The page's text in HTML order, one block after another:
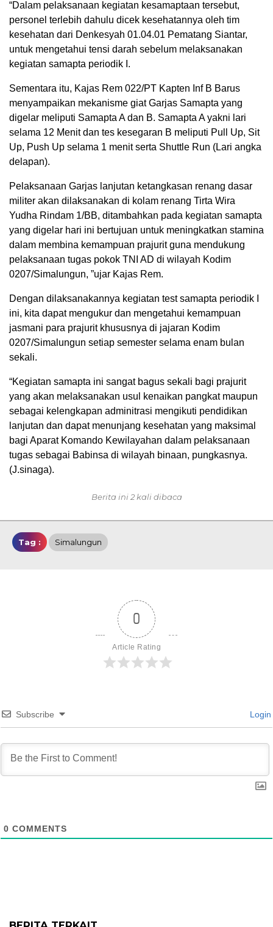
“Dalam pelaksanaan kegiatan kesamaptaan tersebut,
personel terlebih dahulu dicek kesehatannya oleh tim
kesehatan dari Denkesyah 01.04.01 Pematang Siantar,
untuk mengetahui tensi darah sebelum melaksanakan
kegiatan samapta periodik I.
Sementara itu, Kajas Rem 022/PT Kapten Inf B Barus
menyampaikan mekanisme giat Garjas Samapta yang
digelar meliputi Samapta A dan B. Samapta A yakni lari
selama 12 Menit dan tes kesegaran B meliputi Pull Up, Sit
Up, Push Up selama 1 menit serta Shuttle Run (Lari angka
delapan).
Pelaksanaan Garjas lanjutan ketangkasan renang dasar
militer akan dilaksanakan di kolam renang Tirta Wira
Yudha Rindam 1/BB, ditambahkan pada kegiatan samapta
yang digelar hari ini bertujuan untuk meningkatkan stamina
dalam membina kemampuan prajurit guna mendukung
pelaksanaan tugas pokok TNI AD di wilayah Kodim
0207/Simalungun, ”ujar Kajas Rem.
Dengan dilaksanakannya kegiatan test samapta periodik I
ini, kita dapat mengukur dan mengetahui kemampuan
jasmani para prajurit khususnya di jajaran Kodim
0207/Simalungun setiap semester selama enam bulan
sekali.
“Kegiatan samapta ini sangat bagus sekali bagi prajurit
yang akan melaksanakan usul kenaikan pangkat maupun
sebagai kelengkapan adminitrasi mengikuti pendidikan
lanjutan dan dapat menunjang kesehatan yang maksimal
bagi Aparat Komando Kewilayahan dalam pelaksanaan
tugas sebagai Babinsa di wilayah binaan, pungkasnya.
(J.sinaga).
Berita ini 2 kali dibaca
Tag : Simalungun
0
Article Rating
Subscribe Login
0 COMMENTS